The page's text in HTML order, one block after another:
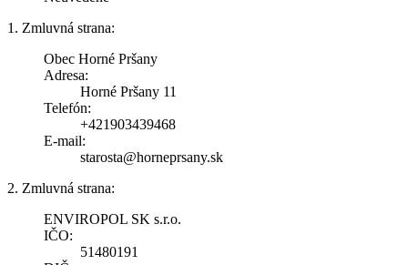
1. Zmluvná strana:
Obec Horné Pršany
Adresa:
Horné Pršany 11
Telefón:
+421903439468
E-mail:
starosta@horneprsany.sk
2. Zmluvná strana:
ENVIROPOL SK s.r.o.
IČO:
51480191